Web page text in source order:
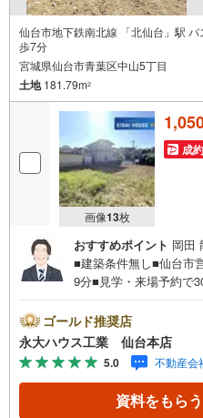
仙台市地下鉄南北線 「北仙台」駅
歩7分
宮城県仙台市青葉区中山5丁目
土地181.79m2
画像13枚
成
おすすめポイント 岡田
■建築条件無し■仙台市
9分■見学・来場予約で
台市を中心に宮城県内
社の強みを大きく2つに
識＞戸建・マンション
り扱っております。更
や行政などの地域情報
びをして頂けるよう、
ゴールド推奨店
永大ハウス工業 仙台本店
5.0 不動産会
資料をもらう